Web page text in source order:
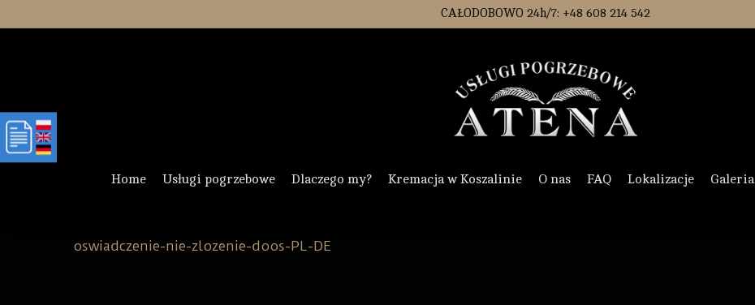
to
CAŁODOBOWO 24h/7: +48 608 214 542
Home Usługi pogrzebowe Dlaczego my? Kremacja w Koszalinie O nas FAQ Lokalizacje Galeria
oswiadczenie-nie-zlozenie-doos-PL-DE